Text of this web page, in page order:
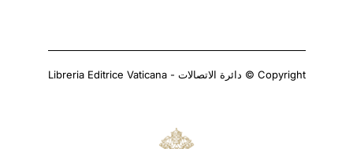
Copyright © دائرة الاتصالات - Libreria Editrice Vaticana